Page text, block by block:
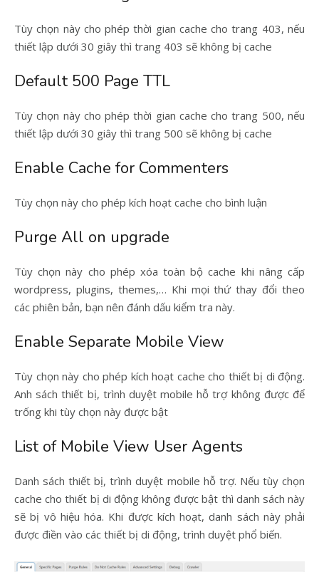
Tùy chọn này cho phép thời gian cache cho trang 403, nếu
thiết lập dưới 30 giây thì trang 403 sẽ không bị cache
Default 500 Page TTL
Tùy chọn này cho phép thời gian cache cho trang 500, nếu
thiết lập dưới 30 giây thì trang 500 sẽ không bị cache
Enable Cache for Commenters
Tùy chọn này cho phép kích hoạt cache cho bình luận
Purge All on upgrade
Tùy chọn này cho phép xóa toàn bộ cache khi nâng cấp
wordpress, plugins, themes,… Khi mọi thứ thay đổi theo
các phiên bản, bạn nên đánh dấu kiểm tra này.
Enable Separate Mobile View
Tùy chọn này cho phép kích hoạt cache cho thiết bị di động.
Anh sách thiết bị, trình duyệt mobile hỗ trợ không được để
trống khi tùy chọn này được bật
List of Mobile View User Agents
Danh sách thiết bị, trình duyệt mobile hỗ trợ. Nếu tùy chọn
cache cho thiết bị di động không được bật thì danh sách này
sẽ bị vô hiệu hóa. Khi được kích hoạt, danh sách này phải
được điền vào các thiết bị di động, trình duyệt phổ biến.